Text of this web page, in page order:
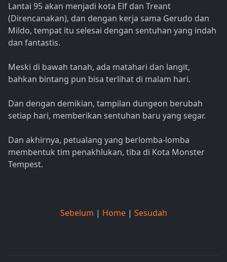
Lantai 95 akan menjadi kota Elf dan Treant
(Direncanakan), dan dengan kerja sama Gerudo dan
Mildo, tempat itu selesai dengan sentuhan yang indah
dan fantastis.
Meski di bawah tanah, ada matahari dan langit,
bahkan bintang pun bisa terlihat di malam hari.
Dan dengan demikian, tampilan dungeon berubah
setiap hari, memberikan sentuhan baru yang segar.
Dan akhirnya, petualang yang berlomba-lomba
membentuk tim penakhlukan, tiba di Kota Monster
Tempest.
Sebelum | Home | Sesudah